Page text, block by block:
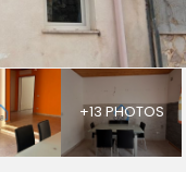
+13 PHOTOS